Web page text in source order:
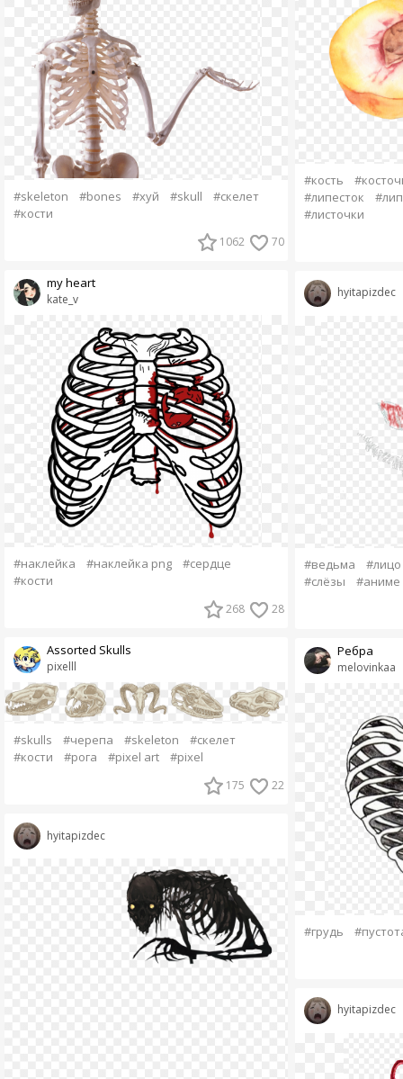
#skeleton #bones #хуй #skull
#скелет
#кости
1062 70
kate_v
my heart
#наклейка #наклейка png
#сердце
#кости
268 28
pixelll
Assorted Skulls
#skulls #черепа #skeleton
#скелет
#кости
#рога #pixel art #pixel
175 22
hyitapizdec
#кость
#липесток
#листочки
hyitapizdec
#ведьма
#лицо
#слёзы
#аниме
melovinkaa
Ребра
#грудь
hyitapizdec